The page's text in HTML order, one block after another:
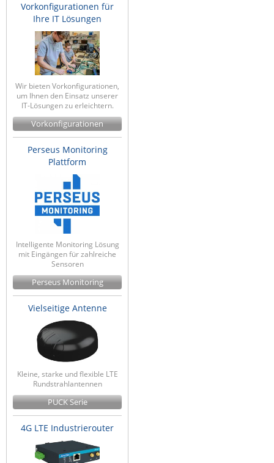
Vorkonfigurationen für
Ihre IT Lösungen
Wir bieten Vorkonfigurationen,
um Ihnen den Einsatz unserer
IT-Lösungen zu erleichtern.
Vorkonfigurationen
Perseus Monitoring
Plattform
Intelligente Monitoring Lösung
mit Eingängen für zahlreiche
Sensoren
Perseus Monitoring
Vielseitige Antenne
Kleine, starke und flexible LTE
Rundstrahlantennen
PUCK Serie
4G LTE Industrierouter